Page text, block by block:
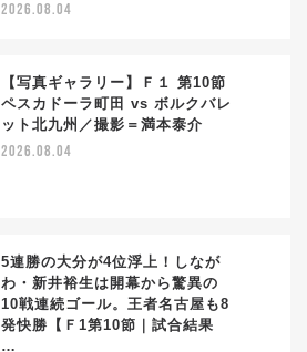
2026.08.04
【写真ギャラリー】Ｆ１ 第10節
ペスカドーラ町田 vs ボルクバレ
ット北九州／撮影＝満本泰介
2026.08.04
5連勝の大分が4位浮上！しなが
わ・新井裕生は開幕から驚異の
10戦連続ゴール。王者名古屋も8
発快勝【Ｆ1第10節｜試合結果
…